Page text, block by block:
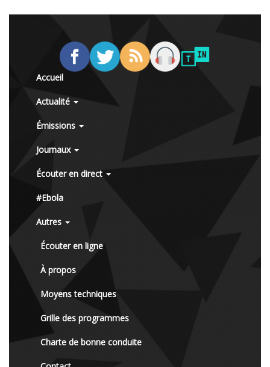
Accueil
Actualité
Émissions
Journaux
Écouter en direct
#Ebola
Autres
Écouter en ligne
À propos
Moyens techniques
Grille des programmes
Charte de bonne conduite